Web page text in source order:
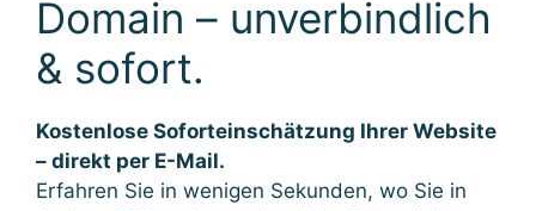
Domain – unverbindlich
& sofort.
Kostenlose Soforteinschätzung Ihrer Website
– direkt per E-Mail.
Erfahren Sie in wenigen Sekunden, wo Sie in